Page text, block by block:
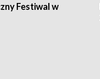
Festiwal w